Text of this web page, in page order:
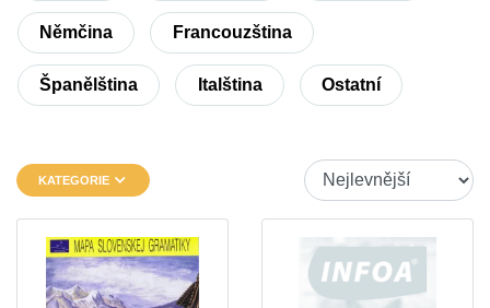
Němčina Francouzština
Španělština Italština Ostatní
KATEGORIE